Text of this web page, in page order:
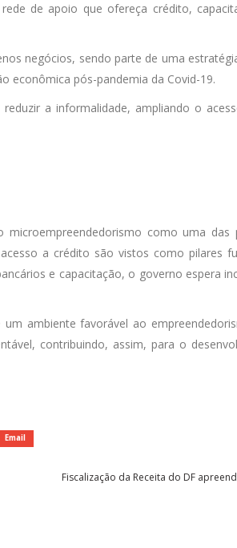
de apoio que ofereça crédito,
negócios, sendo parte de uma
econômica pós-pandemia da Covid-19.
a informalidade, ampliando o
como uma das
a crédito são vistos como pilares
e capacitação, o governo espera
ambiente favorável ao
contribuindo, assim, para o
Email
Fiscalização da Receita do DF